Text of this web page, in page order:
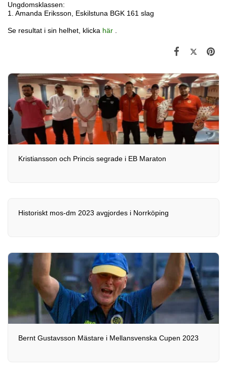
Ungdomsklassen:
1. Amanda Eriksson, Eskilstuna BGK 161 slag
Se resultat i sin helhet, klicka här .
Kristiansson och Princis segrade i EB Maraton
Historiskt mos-dm 2023 avgjordes i Norrköping
Bernt Gustavsson Mästare i Mellansvenska Cupen 2023